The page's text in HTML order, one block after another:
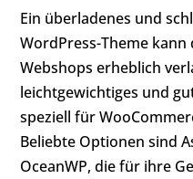
Ein überladenes und
WordPress-Theme kann
Webshops erheblich
leichtgewichtiges und
speziell für
Beliebte Optionen sind
OceanWP, die für ihre